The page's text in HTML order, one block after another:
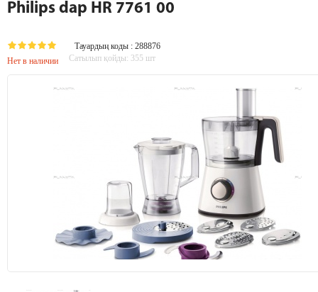
Philips dap HR 7761 00
Тауардың коды : 288876
Нет в наличии
Сатылып қойды: 355 шт